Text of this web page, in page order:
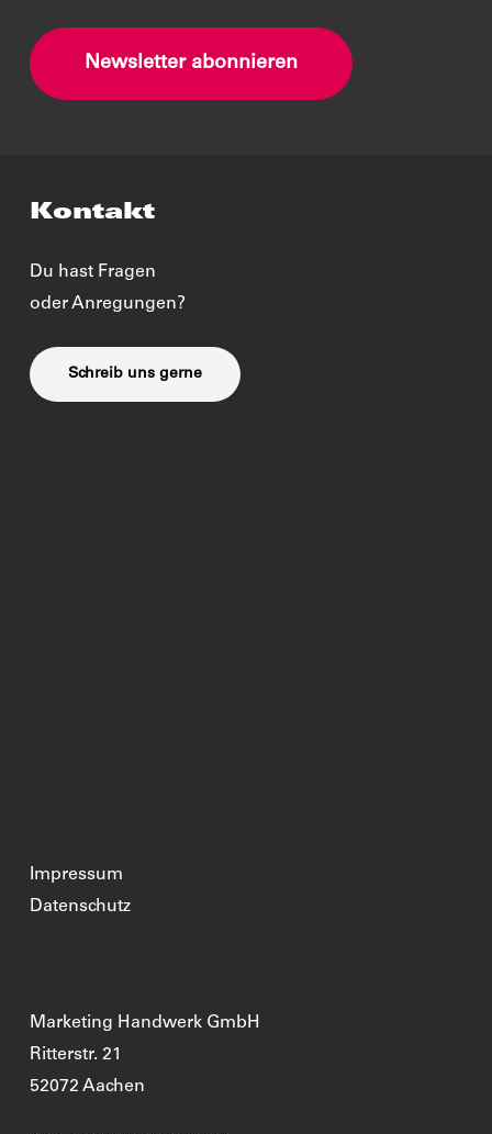
Newsletter abonnieren
Kontakt
Du hast Fragen
oder Anregungen?
Schreib uns gerne
Impressum
Datenschutz
Marketing Handwerk GmbH
Ritterstr. 21
52072 Aachen